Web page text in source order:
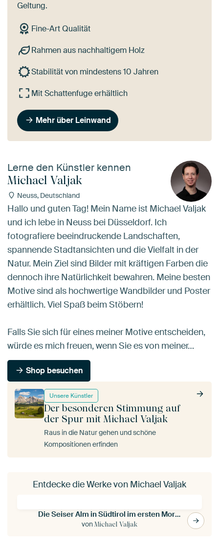
Geltung.
Fine-Art Qualität
Rahmen aus nachhaltigem Holz
Stabilität von mindestens 10 Jahren
Mit Schattenfuge erhältlich
Mehr über Leinwand
Lerne den Künstler kennen
Michael Valjak
Neuss, Deutschland
Unsere Künstler
Der besonderen Stimmung auf
der Spur mit Michael Valjak
Raus in die Natur gehen und schöne
Kompositionen erfinden
Hallo und guten Tag! Mein Name ist Michael Valjak
und ich lebe in Neuss bei Düsseldorf. Ich
fotografiere beeindruckende Landschaften,
spannende Stadtansichten und die Vielfalt in der
Natur. Mein Ziel sind Bilder mit kräftigen Farben die
dennoch ihre Natürlichkeit bewahren. Meine besten
Motive sind als hochwertige Wandbilder und Poster
erhältlich. Viel Spaß beim Stöbern!
Falls Sie sich für eines meiner Motive entscheiden,
würde es mich freuen, wenn Sie es von meiner…
Shop besuchen
Entdecke die Werke von Michael Valjak
Die Seiser Alm in Südtirol im ersten Morgenlicht
vonMichael Valjak